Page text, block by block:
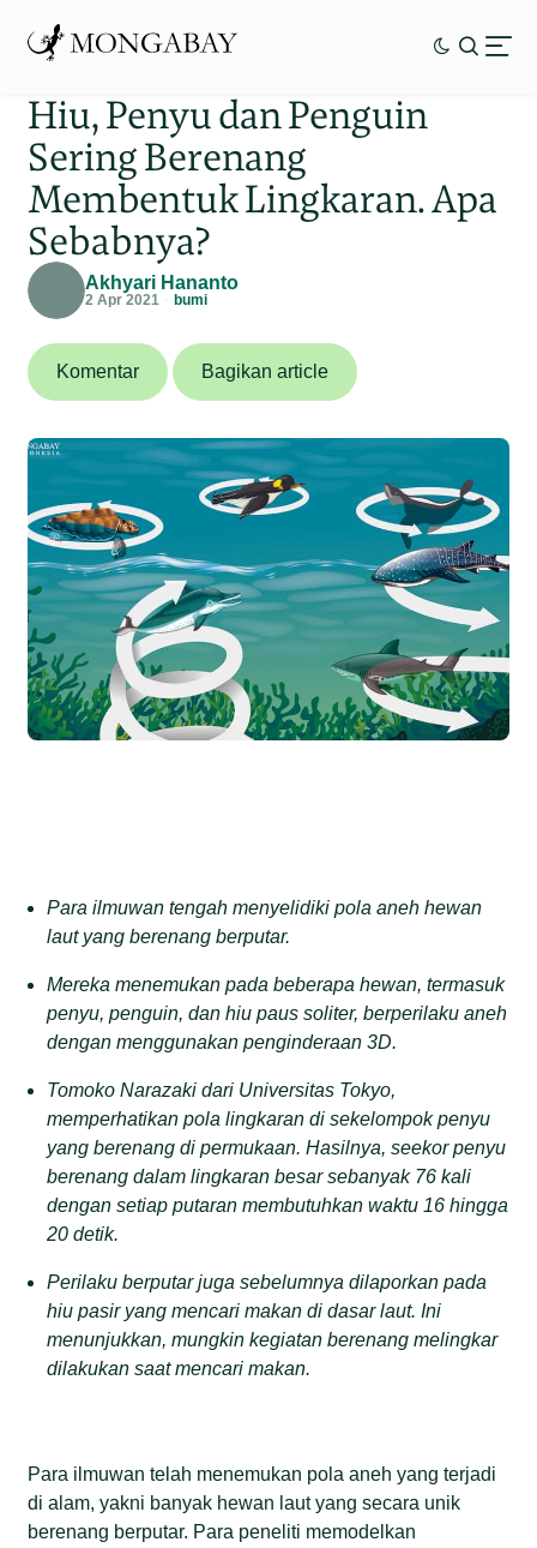
Hiu, Penyu dan Penguin
Sering Berenang
Membentuk Lingkaran. Apa
Sebabnya?
Akhyari Hananto
2 Apr 2021 bumi
Komentar Bagikan article
Para ilmuwan tengah menyelidiki pola aneh hewan
laut yang berenang berputar.
Mereka menemukan pada beberapa hewan, termasuk
penyu, penguin, dan hiu paus soliter, berperilaku aneh
dengan menggunakan penginderaan 3D.
Tomoko Narazaki dari Universitas Tokyo,
memperhatikan pola lingkaran di sekelompok penyu
yang berenang di permukaan. Hasilnya, seekor penyu
berenang dalam lingkaran besar sebanyak 76 kali
dengan setiap putaran membutuhkan waktu 16 hingga
20 detik.
Perilaku berputar juga sebelumnya dilaporkan pada
hiu pasir yang mencari makan di dasar laut. Ini
menunjukkan, mungkin kegiatan berenang melingkar
dilakukan saat mencari makan.
Para ilmuwan telah menemukan pola aneh yang terjadi
di alam, yakni banyak hewan laut yang secara unik
berenang berputar. Para peneliti memodelkan